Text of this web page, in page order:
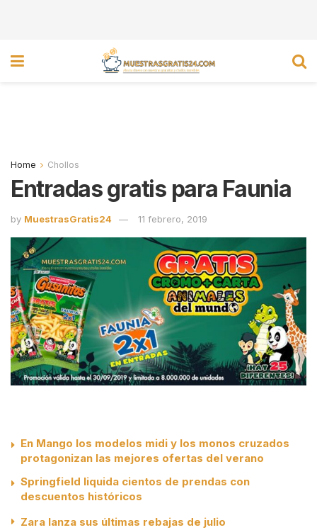
Home Chollos
Entradas gratis para Faunia
by MuestrasGratis24 11 febrero, 2019
En Mango los modelos midi y los monos cruzados
protagonizan las mejores ofertas del verano
Springfield liquida cientos de prendas con
descuentos históricos
Zara lanza sus últimas rebajas de julio